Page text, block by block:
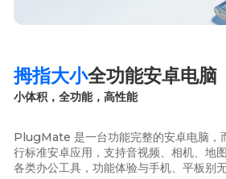
拇指大小全功能安卓电脑
小体积，全功能，高性能
PlugMate 是一台功能完整的安卓电脑，
行标准安卓应用，支持音视频、相机、地
各类办公工具，功能体验与手机、平板别无